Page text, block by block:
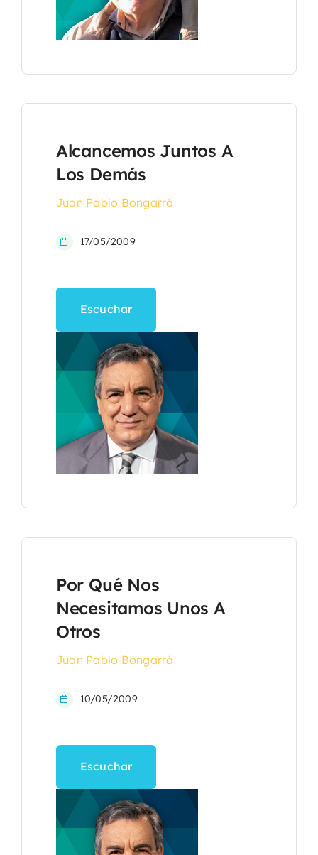
Alcancemos Juntos A
Los Demás
Juan Pablo Bongarrá
17/05/2009
Escuchar
Por Qué Nos
Necesitamos Unos A
Otros
Juan Pablo Bongarrá
10/05/2009
Escuchar